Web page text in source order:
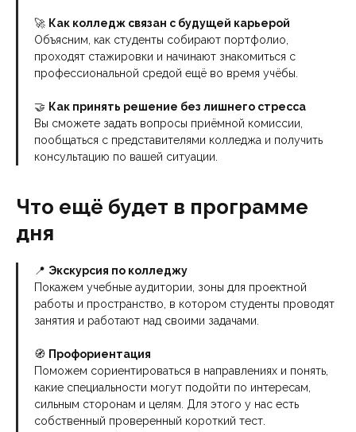
🚀 Как колледж связан с будущей карьерой
Объясним, как студенты собирают портфолио,
проходят стажировки и начинают знакомиться с
профессиональной средой ещё во время учёбы.
🤝 Как принять решение без лишнего стресса
Вы сможете задать вопросы приёмной комиссии,
пообщаться с представителями колледжа и получить
консультацию по вашей ситуации.
Что ещё будет в программе
дня
📍 Экскурсия по колледжу
Покажем учебные аудитории, зоны для проектной
работы и пространство, в котором студенты проводят
занятия и работают над своими задачами.
🧭 Профориентация
Поможем сориентироваться в направлениях и понять,
какие специальности могут подойти по интересам,
сильным сторонам и целям. Для этого у нас есть
собственный проверенный короткий тест.